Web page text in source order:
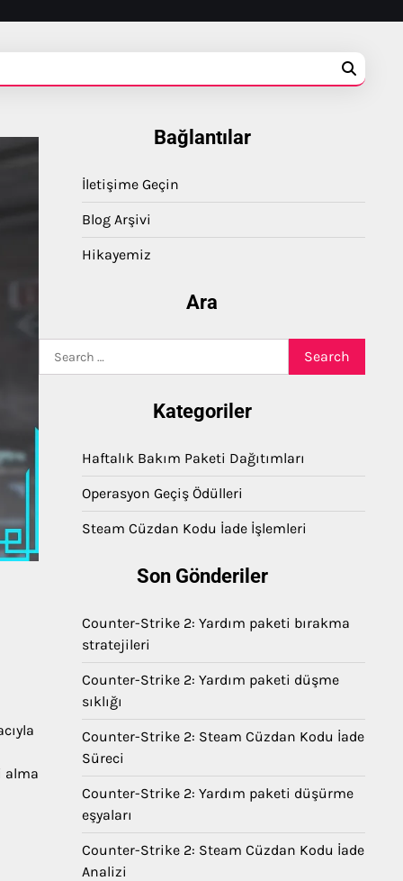
alma
Bağlantılar
İletişime Geçin
Blog Arşivi
Hikayemiz
Ara
for:
Kategoriler
Haftalık Bakım Paketi Dağıtımları
Operasyon Geçiş Ödülleri
Steam Cüzdan Kodu İade İşlemleri
Son Gönderiler
Counter-Strike 2: Yardım paketi bırakma
stratejileri
Counter-Strike 2: Yardım paketi düşme
sıklığı
Counter-Strike 2: Steam Cüzdan Kodu İade
Süreci
Counter-Strike 2: Yardım paketi düşürme
eşyaları
Counter-Strike 2: Steam Cüzdan Kodu İade
Analizi